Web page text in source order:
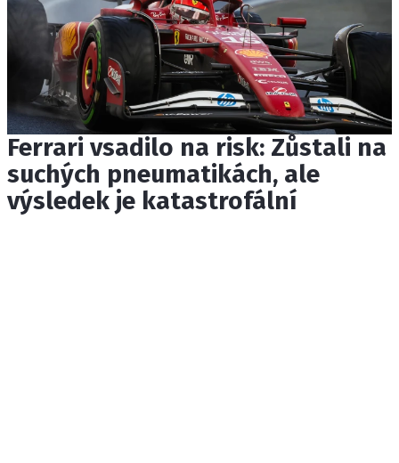
Ferrari vsadilo na risk: Zůstali na
suchých pneumatikách, ale
výsledek je katastrofální